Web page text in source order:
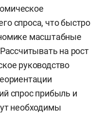
спроса, что быстро
масштабные
на рост
руководство
спрос прибыль и
необходимы